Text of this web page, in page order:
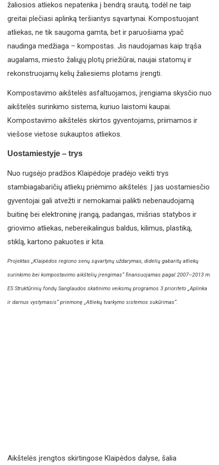
žaliosios atliekos nepatenka į bendrą srautą, todėl ne taip
greitai plečiasi aplinką teršiantys sąvartynai. Kompostuojant
atliekas, ne tik saugoma gamta, bet ir paruošiama ypač
naudinga medžiaga – kompostas. Jis naudojamas kaip trąša
augalams, miesto žaliųjų plotų priežiūrai, naujai statomų ir
rekonstruojamų kelių žaliesiems plotams įrengti.
Kompostavimo aikštelės asfaltuojamos, įrengiama skysčio nuo
aikštelės surinkimo sistema, kuriuo laistomi kaupai.
Kompostavimo aikštelės skirtos gyventojams, priimamos ir
viešose vietose sukauptos atliekos.
Uostamiestyje – trys
Nuo rugsėjo pradžios Klaipėdoje pradėjo veikti trys
stambiagabaričių atliekų priėmimo aikštelės. Į jas uostamiesčio
gyventojai gali atvežti ir nemokamai palikti nebenaudojamą
buitinę bei elektroninę įrangą, padangas, mišrias statybos ir
griovimo atliekas, nebereikalingus baldus, kilimus, plastiką,
stiklą, kartono pakuotes ir kita.
Projektas „Klaipėdos regiono senų sąvartynų uždarymas, didelių gabaritų atliekų
surinkimo bei kompostavimo aikštelių įrengimas“ finansuojamas pagal 2007–2013 m.
ES Struktūrinių fondų Sanglaudos skatinimo veiksmų programos 3 prioriteto „Aplinka
ir darnus vystymasis“ priemonę „Atliekų tvarkymo sistemos sukūrimas“.
Aikštelės įrengtos skirtingose Klaipėdos dalyse, šalia